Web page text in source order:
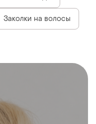
Заколки на волосы